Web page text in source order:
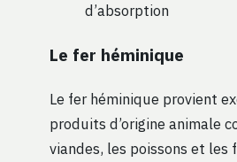
d’absorption
Le fer héminique
Le fer héminique provient
produits d’origine animale
viandes, les poissons et les